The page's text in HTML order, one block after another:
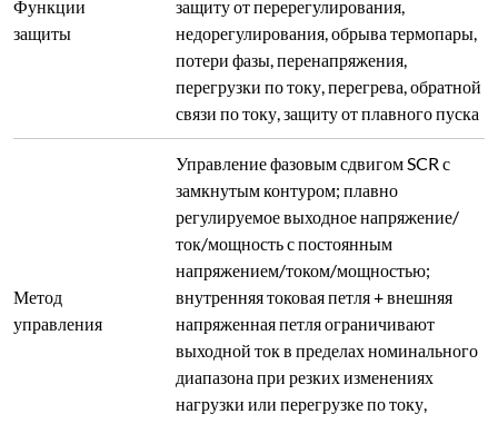
защищают нагревательные элементы и
поддерживают стабильный выход
Температура, номер сегмента, время
сегмента, оставшееся время, выходная
мощность %, напряжение, ток и т. д.
Высококачественные кнопки с
светодиодными индикаторами, срок
службы >100 000 циклов
Интеллектуальный контроллер со
стандартным ПИД, ИИ-настройкой
(APID) или MPT; самонастройка/
самообучение, без перерегулирования/
недорегулирования; 30-сегментное